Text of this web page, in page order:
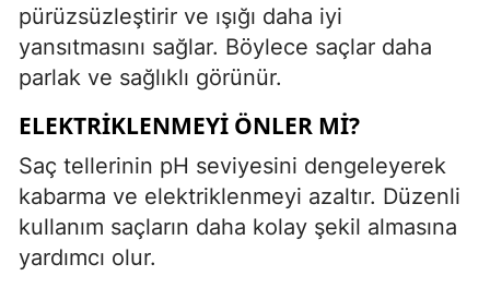
pürüzsüzleştirir ve ışığı daha iyi
yansıtmasını sağlar. Böylece saçlar daha
parlak ve sağlıklı görünür.
ELEKTRIKLENMEYI ÖNLER MI?
Saç tellerinin pH seviyesini dengeleyerek
kabarma ve elektriklenmeyi azaltır. Düzenli
kullanım saçların daha kolay şekil almasına
yardımcı olur.